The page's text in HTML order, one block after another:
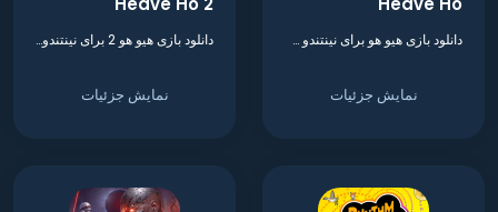
دانلود بازی هیو هو برای نینتندو سوییچ
نمایش جزئیات
دانلود بازی هیو هو 2 برای نینتندو سوییچ
نمایش جزئیات